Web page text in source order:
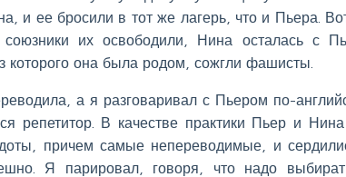
и ее бросили в тот же лагерь, что и Пьера.
их освободили, Нина осталась с
которого она была родом, сожгли фашисты.
а я разговаривал с Пьером по-
репетитор. В качестве практики Пьер и
причем самые непереводимые, и
Я парировал, говоря, что надо